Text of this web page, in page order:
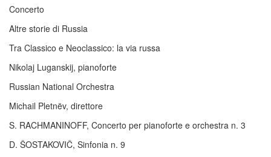
Concerto
Altre storie di Russia
Tra Classico e Neoclassico: la via russa
Nikolaj Luganskij, pianoforte
Russian National Orchestra
Michail Pletnëv, direttore
S. RACHMANINOFF, Concerto per pianoforte e orchestra n. 3
D. ŠOSTAKOVIČ, Sinfonia n. 9